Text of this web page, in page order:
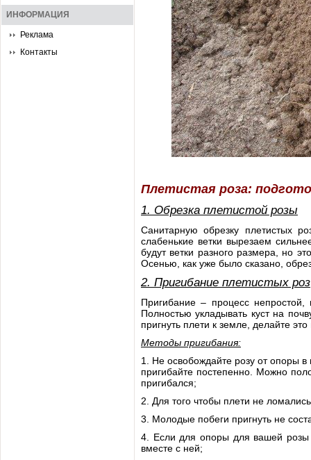
ИНФОРМАЦИЯ
Реклама
Контакты
Плетистая роза:
1. Обрезка плетистой розы
Санитарную обрезку плетистых
слабенькие ветки вырезаем
будут ветки разного размера, но
Осенью, как уже было сказано,
2. Пригибание плетистых роз
Пригибание – процесс непростой,
Полностью укладывать куст на
пригнуть плети к земле, делайте
Методы пригибания:
1. Не освобождайте розу от опоры
пригибайте постепенно. Можно
пригибался;
2. Для того чтобы плети не
3. Молодые побеги пригнуть не
4. Если для опоры для вашей розы
вместе с ней;